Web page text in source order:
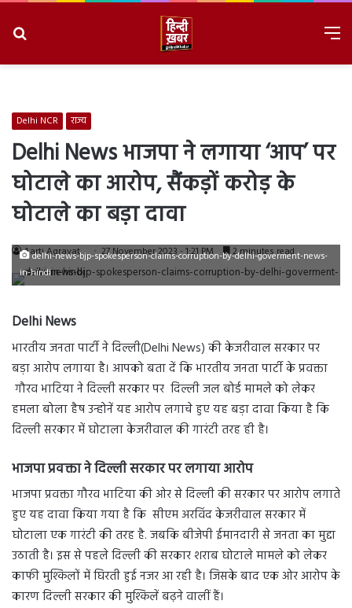
Delhi NCR राज्य
Delhi News भाजपा ने लगाया ‘आप’ पर
घोटाले का आरोप, सैंकड़ों करोड़ के
घोटाले का बड़ा दावा
Aarti Agravat 27 November 2023 - 1:21 PM 2 minutes read
delhi-news-bjp-spokesperson-claims-corruption-by-delhi-goverment-news-
in-hindi
Delhi News
भारतीय जनता पार्टी ने दिल्ली(Delhi News) की केजरीवाल सरकार पर
बड़ा आरोप लगाया है। आपको बता दें कि भारतीय जनता पार्टी के प्रवक्ता
गौरव भाटिया ने दिल्ली सरकार पर दिल्ली जल बोर्ड मामले को लेकर
हमला बोला हैष उन्होनें यह आरोप लगाचे हुए यह बड़ा दावा किया है कि
दिल्ली सरकार में घोटाला केजरीवाल की गारंटी तरह ही है।
भाजपा प्रवक्ता ने दिल्ली सरकार पर लगाया आरोप
भाजपा प्रवक्ता गौरव भाटिया की ओर से दिल्ली की सरकार पर आरोप लगाते
हुए यह दावा किया गया है कि सीएम अरविंद केजरीवाल सरकार में
घोटाला एक गारंटी की तरह है. जबकि बीजेपी ईमानदारी से जनता का मुद्दा
उठाती है। इस से पहले दिल्ली की सरकार शराब घोटाले मामले को लेकर
काफी मुश्किलों में घिरती हुई नजर आ रही है। जिसके बाद एक ओर आरोप के
कारण दिल्ली सरकार की मुश्किलें बढ़ने वालीं हैं।